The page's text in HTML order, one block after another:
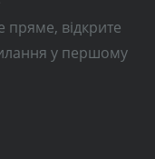
пряме, відкрите
у першому